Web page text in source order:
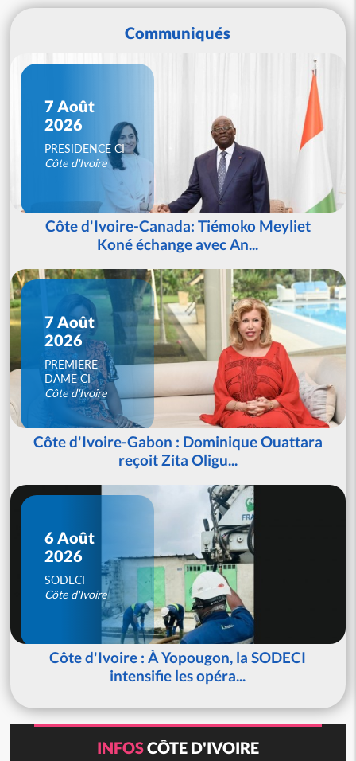
Communiqués
7 Août
2026
PRESIDENCE CI
Côte d'Ivoire
Côte d'Ivoire-Canada: Tiémoko Meyliet
Koné échange avec An...
7 Août
2026
PREMIERE
DAME CI
Côte d'Ivoire
Côte d'Ivoire-Gabon : Dominique Ouattara
reçoit Zita Oligu...
6 Août
2026
SODECI
Côte d'Ivoire
Côte d'Ivoire : À Yopougon, la SODECI
intensifie les opéra...
INFOSCÔTE D'IVOIRE